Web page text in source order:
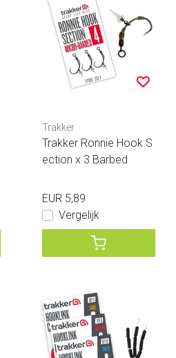
Trakker
Trakker Ronnie Hook S
ection x 3 Barbed
EUR 5,89
Vergelijk